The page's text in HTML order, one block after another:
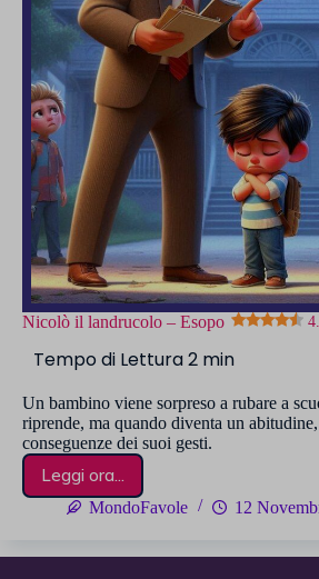
Nicolò il landrucolo – Esopo
Un bambino viene sorpreso a rubare a
riprende, ma quando diventa un
conseguenze dei suoi gesti.
Leggi ora...
Nicolò
ilMondoFavole 12